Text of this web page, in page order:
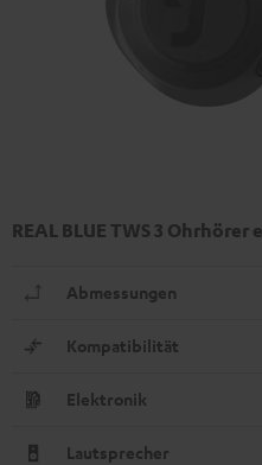
REAL BLUE TWS 3
Abmessungen
Kompatibilität
Elektronik
Lautsprecher